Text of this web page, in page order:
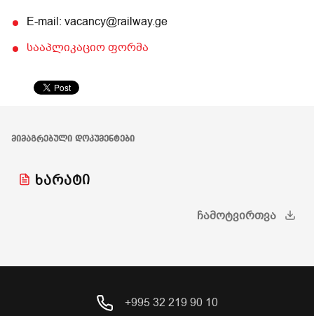
E-mail: vacancy@railway.ge
სააპლიკაციო ფორმა
ᲛᲘᲛᲐᲒᲠᲔᲑᲣᲚᲘ ᲓᲝᲙᲣᲛᲔᲜᲢᲔᲑᲘ
ხარატი
ᲩᲐᲛᲝᲢᲕᲘᲠᲗᲕᲐ
+995 32 219 90 10